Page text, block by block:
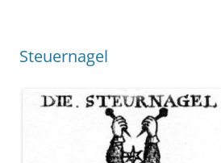
Steuernagel